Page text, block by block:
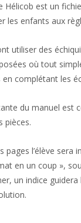
Hélicob est un
les enfants aux
utiliser des
où tout
complétant les
du manuel est
pièces.
pages l’élève sera
en un coup »,
un indice guidera